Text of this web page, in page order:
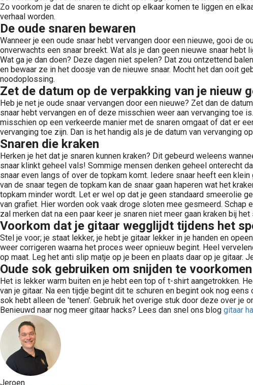
Zo voorkom je dat de snaren te dicht op elkaar komen te liggen en
verhaal worden.
De oude snaren bewaren
Wanneer je een oude snaar hebt vervangen door een nieuwe, gooi de
onverwachts een snaar breekt. Wat als je dan geen nieuwe snaar
Wat ga je dan doen? Deze dagen niet spelen? Dat zou ontzettend
en bewaar ze in het doosje van de nieuwe snaar. Mocht het dan ooit
noodoplossing.
Zet de datum op de verpakking van je nieuw
Heb je net je oude snaar vervangen door een nieuwe? Zet dan de
snaar hebt vervangen en of deze misschien weer aan vervanging toe
misschien op een verkeerde manier met de snaren omgaat of dat er
vervanging toe zijn. Dan is het handig als je de datum van vervanging
Snaren die kraken
Herken je het dat je snaren kunnen kraken? Dit gebeurd weleens
snaar klinkt geheel vals! Sommige mensen denken geheel onterecht
snaar even langs of over de topkam komt. Iedere snaar heeft een
van de snaar tegen de topkam kan de snaar gaan haperen wat het
topkam minder wordt. Let er wel op dat je geen standaard smeerolie
van grafiet. Hier worden ook vaak droge sloten mee gesmeerd.
zal merken dat na een paar keer je snaren niet meer gaan kraken bij het
Voorkom dat je gitaar wegglijdt tijdens het
Stel je voor; je staat lekker, je hebt je gitaar lekker in je handen en
weer corrigeren waarna het proces weer opnieuw begint. Heel
op maat. Leg het anti slip matje op je been en plaats daar op je
Oude sok gebruiken om snijden te voorkomen
Het is lekker warm buiten en je hebt een top of t-shirt aangetrokken.
van je gitaar. Na een tijdje begint dit te schuren en begint ook nog
sok hebt alleen de 'tenen'. Gebruik het overige stuk door deze over je
Benieuwd naar nog meer gitaar hacks? Lees dan snel ons blog gitaar
Jeroen